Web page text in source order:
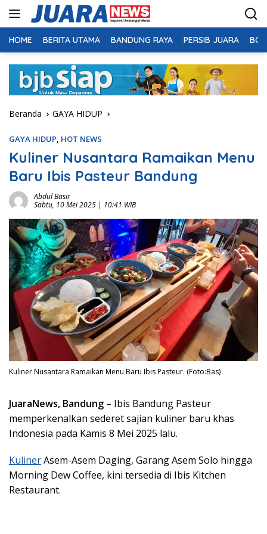
HOME BERITA UTAMA BANDUNG RAYA PERSIB JUARA
Beranda GAYA HIDUP
GAYA HIDUP, HOT NEWS
Kuliner Nusantara Ramaikan Menu
Baru Ibis Pasteur Bandung
Abdul Basir
Sabtu, 10 Mei 2025 | 10:41 WIB
Kuliner Nusantara Ramaikan Menu Baru Ibis Pasteur. (Foto:Bas)
JuaraNews, Bandung – Ibis Bandung Pasteur
memperkenalkan sederet sajian kuliner baru khas
Indonesia pada Kamis 8 Mei 2025 lalu.
KulinerAsem-Asem Daging, Garang Asem Solo hingga
Morning Dew Coffee, kini tersedia di Ibis Kitchen
Restaurant.